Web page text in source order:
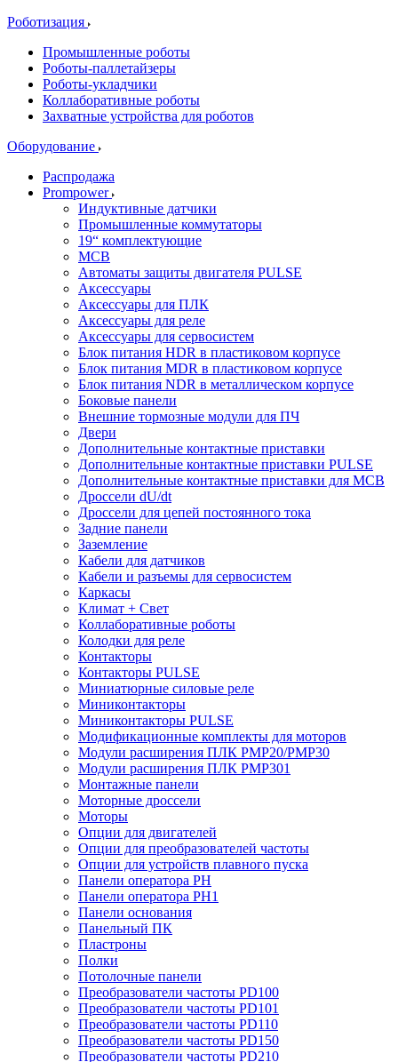
Роботизация
Промышленные роботы
Роботы-паллетайзеры
Роботы-укладчики
Коллаборативные роботы
Захватные устройства для роботов
Оборудование
Распродажа
Prompower
Индуктивные датчики
Промышленные коммутаторы
19“ комплектующие
MCB
Автоматы защиты двигателя PULSE
Аксессуары
Аксессуары для ПЛК
Аксессуары для реле
Аксессуары для сервосистем
Блок питания HDR в пластиковом корпусе
Блок питания MDR в пластиковом корпусе
Блок питания NDR в металлическом корпусе
Боковые панели
Внешние тормозные модули для ПЧ
Двери
Дополнительные контактные приставки
Дополнительные контактные приставки PULSE
Дополнительные контактные приставки для MCB
Дроссели dU/dt
Дроссели для цепей постоянного тока
Задние панели
Заземление
Кабели для датчиков
Кабели и разъемы для сервосистем
Каркасы
Климат + Свет
Коллаборативные роботы
Колодки для реле
Контакторы
Контакторы PULSE
Миниатюрные силовые реле
Миниконтакторы
Миниконтакторы PULSE
Модификационные комплекты для моторов
Модули расширения ПЛК PMP20/PMP30
Модули расширения ПЛК PMP301
Монтажные панели
Моторные дроссели
Моторы
Опции для двигателей
Опции для преобразователей частоты
Опции для устройств плавного пуска
Панели оператора PH
Панели оператора PH1
Панели основания
Панельный ПК
Пластроны
Полки
Потолочные панели
Преобразователи частоты PD100
Преобразователи частоты PD101
Преобразователи частоты PD110
Преобразователи частоты PD150
Преобразователи частоты PD210